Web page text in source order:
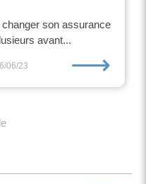
son assurance
avant...
06/23 ⟶